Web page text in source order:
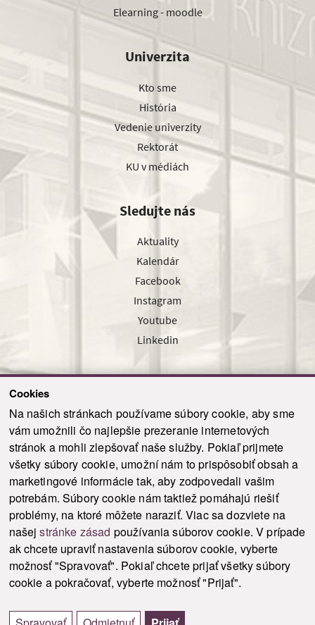
Cookies
Na našich stránkach používame súbory cookie, aby sme
vám umožnili čo najlepšie prezeranie internetových
stránok a mohli zlepšovať naše služby. Pokiaľ prijmete
všetky súbory cookie, umožní nám to prispôsobiť obsah a
marketingové informácie tak, aby zodpovedali vašim
potrebám. Súbory cookie nám taktiež pomáhajú riešiť
problémy, na ktoré môžete naraziť. Viac sa dozviete na
našejstránke zásad používania súborov cookie. V prípade
ak chcete upraviť nastavenia súborov cookie, vyberte
možnosť "Spravovať". Pokiaľ chcete prijať všetky súbory
cookie a pokračovať, vyberte možnosť "Prijať".
Elearning - moodle
Univerzita
Kto sme
História
Vedenie univerzity
Rektorát
KU v médiách
Sledujte nás
Aktuality
Kalendár
Facebook
Instagram
Youtube
Linkedin
Odoslať
© 2021-2026 ku.sk. Všetky práva vyhradené. | Ochrana osobných údajov
Vyhlásenie o prístupnosti |
Admin
This site is protected by reCAPTCHA and the Google Privacy Policy and Terms of
Service
apply.